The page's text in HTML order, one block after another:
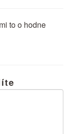
to o hodne